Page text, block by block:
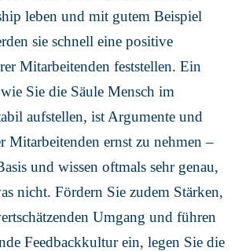
leben und mit gutem Beispiel
sie schnell eine positive
Mitarbeitenden feststellen. Ein
Sie die Säule Mensch im
aufstellen, ist Argumente und
Mitarbeitenden ernst zu nehmen –
und wissen oftmals sehr genau,
nicht. Fördern Sie zudem Stärken,
Umgang und führen
Feedbackkultur ein, legen Sie die